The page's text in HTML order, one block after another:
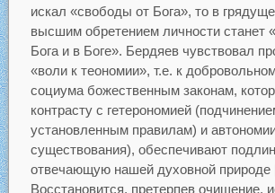
искал «свободы от Бога», то в
высшим обретением личности станет
Бога и в Боге». Бердяев чувствовал
«воли к теономии», т.е. к
социума божественным законам,
контрасту с гетерономией
установленным правилам) и
существования), обеспечивают
отвечающую нашей духовной природе
Восстановится, претерпев очищение,